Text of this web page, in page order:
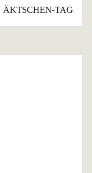
ÄKTSCHEN-TAG